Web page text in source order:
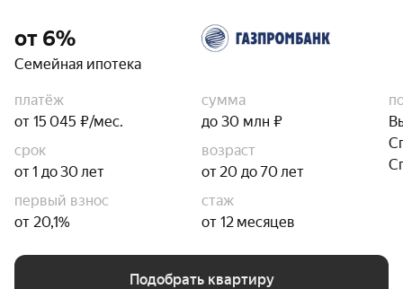
от 6%
Семейная ипотека
платёж
от 15 045 ₽/мес.
сумма
до 30 млн ₽
срок
от 1 до 30 лет
возраст
от 20 до 70 лет
первый взнос
от 20,1%
стаж
от 12 месяцев
Подобрать квартиру